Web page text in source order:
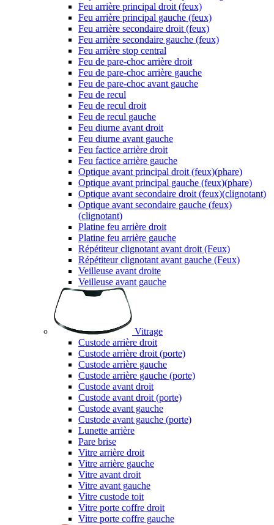
Feu arrière principal droit (feux)
Feu arrière principal gauche (feux)
Feu arrière secondaire droit (feux)
Feu arrière secondaire gauche (feux)
Feu arrière stop central
Feu de pare-choc arrière droit
Feu de pare-choc arrière gauche
Feu de pare-choc avant gauche
Feu de recul
Feu de recul droit
Feu de recul gauche
Feu diurne avant droit
Feu diurne avant gauche
Feu factice arrière droit
Feu factice arrière gauche
Optique avant principal droit (feux)(phare)
Optique avant principal gauche (feux)(phare)
Optique avant secondaire droit (feux)(clignotant)
Optique avant secondaire gauche (feux)
(clignotant)
Platine feu arrière droit
Platine feu arrière gauche
Répétiteur clignotant avant droit (Feux)
Répétiteur clignotant avant gauche (Feux)
Veilleuse avant droite
Veilleuse avant gauche
Vitrage
Custode arrière droit
Custode arrière droit (porte)
Custode arrière gauche
Custode arrière gauche (porte)
Custode avant droit
Custode avant droit (porte)
Custode avant gauche
Custode avant gauche (porte)
Lunette arrière
Pare brise
Vitre arrière droit
Vitre arrière gauche
Vitre avant droit
Vitre avant gauche
Vitre custode toit
Vitre porte coffre droit
Vitre porte coffre gauche